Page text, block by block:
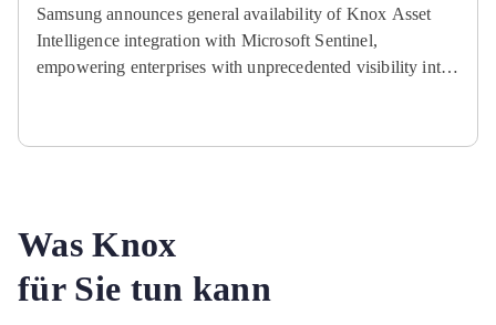
Samsung announces general availability of Knox Asset
Intelligence integration with Microsoft Sentinel,
empowering enterprises with unprecedented visibility into
e
r
i
g
Was Knox
für Sie tun kann